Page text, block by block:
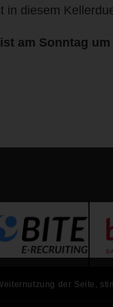
in diesem
am Sonntag
der Seite,